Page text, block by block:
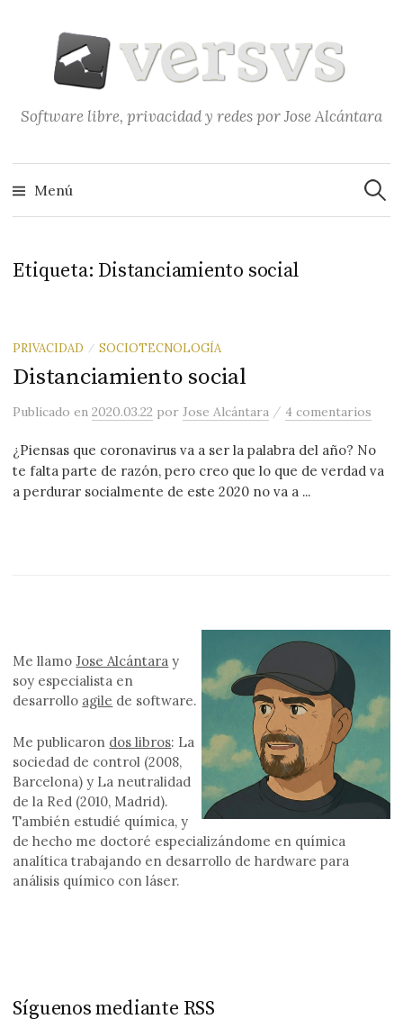
contenido
Software libre, privacidad y redes por Jose Alcántara
Menú
Etiqueta: Distanciamiento social
PRIVACIDAD / SOCIOTECNOLOGÍA
Distanciamiento social
Publicadoen2020.03.22 porJose Alcántara /4 comentarios
¿Piensas que coronavirus va a ser la palabra del año? No
te falta parte de razón, pero creo que lo que de verdad va
a perdurar socialmente de este 2020 no va a ...
Me llamoJose Alcántara y
soy especialista en
desarrollo agile de software.
Me publicaron dos libros: La
sociedad de control (2008,
Barcelona) y La neutralidad
de la Red (2010, Madrid).
También estudié química, y
de hecho me doctoré especializándome en química
analítica trabajando en desarrollo de hardware para
análisis químico con láser.
Síguenos mediante RSS